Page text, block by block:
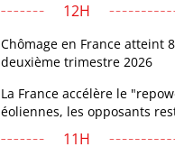
12H
Chômage en France atteint
deuxième trimestre 2026
La France accélère le
éoliennes, les opposants
11H